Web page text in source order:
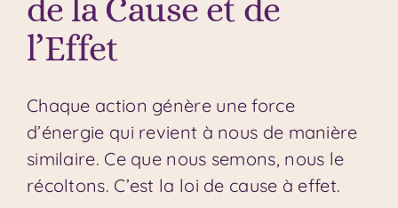
de la Cause et de
l’Effet
Chaque action génère une force
d’énergie qui revient à nous de manière
similaire. Ce que nous semons, nous le
récoltons. C’est la loi de cause à effet.